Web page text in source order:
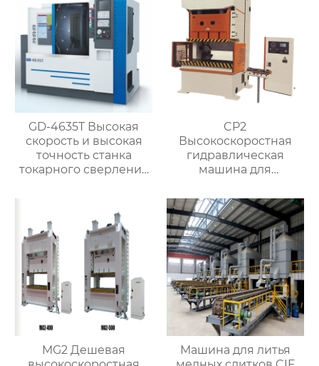
GD-4635T Высокая
скорость и высокая
точность станка
токарного сверления
CP2
Высокоскоростная
гидравлическая
машина для
ковки
MG2 Дешевая
Машина для литья